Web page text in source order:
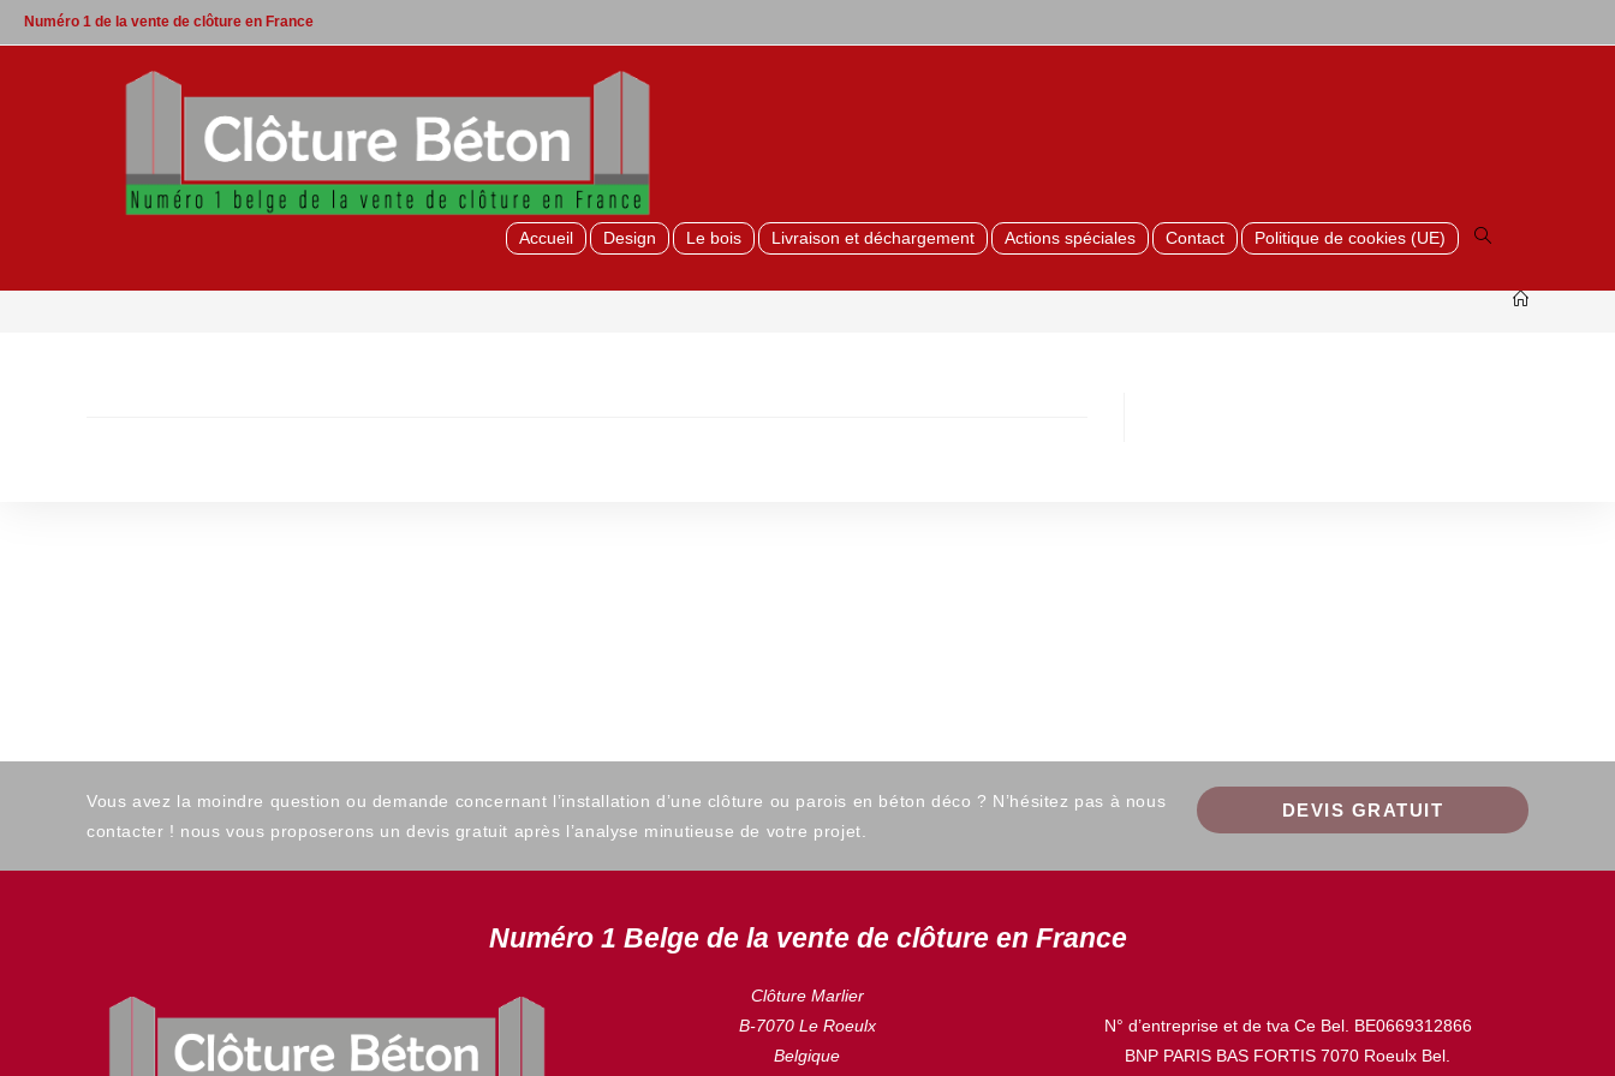
Skip
to
Numéro 1 de la vente de clôture en France
Accueil Design Le bois Livraison et déchargement Actions spéciales Contact Politique de cookies (UE)
Toggle
website
search
Vous avez la moindre question ou demande concernant l’installation d’une clôture ou parois en béton déco ? N’hésitez pas à nous
contacter ! nous vous proposerons un devis gratuit après l’analyse minutieuse de votre projet.
DEVIS GRATUIT
Numéro 1 Belge de la vente de clôture en France
Clôture Marlier
B-7070 Le Roeulx
Belgique
N° d’entreprise et de tva Ce Bel. BE0669312866
BNP PARIS BAS FORTIS 7070 Roeulx Bel.